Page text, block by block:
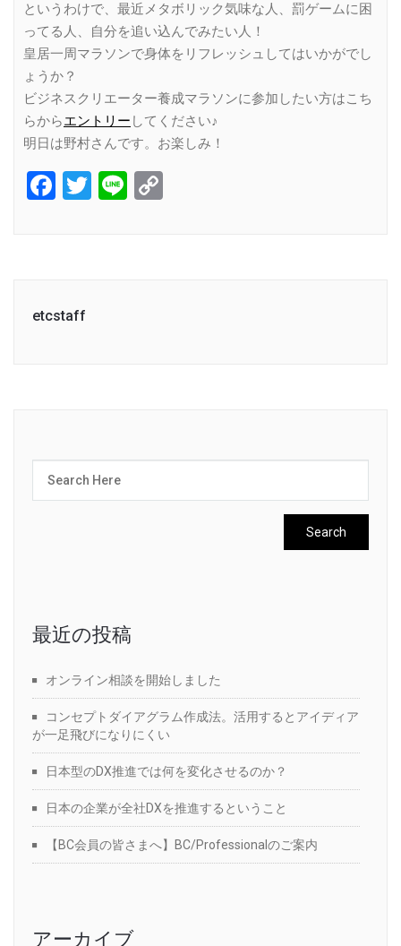
というわけで、最近メタボリック気味な人、罰ゲームに困
ってる人、自分を追い込んでみたい人！
皇居一周マラソンで身体をリフレッシュしてはいかがでし
ょうか？
ビジネスクリエーター養成マラソンに参加したい方はこち
らからエントリー してください♪
明日は野村さんです。お楽しみ！
Facebook
Twitter
Line
etcstaff
最近の投稿
オンライン相談を開始しました
コンセプトダイアグラム作成法。活用するとアイディア
が一足飛びになりにくい
日本型のDX推進では何を変化させるのか？
日本の企業が全社DXを推進するということ
【BC会員の皆さまへ】BC/Professionalのご案内
アーカイブ